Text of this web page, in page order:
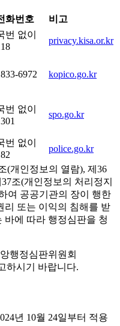
화번호
비고
번 없이
privacy.kisa.or.kr
6972 kopico.go.kr
번 없이
spo.go.kr
번 없이
police.go.kr
(개인정보의 열람), 제36
조(개인정보의 처리정지
여 공공기관의 장이 행한
리 또는 이익의 침해를 받
바에 따라 행정심판을 청
행정심판위원회
하시기 바랍니다.
년 10월 24일부터 적용